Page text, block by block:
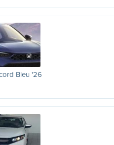
Bleu '26